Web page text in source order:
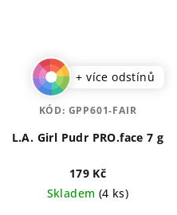
+ více odstínů
L.A. Girl Pudr PRO.face 7 g
179 Kč
Skladem (4 ks)
KÓD: GPP601-FAIR